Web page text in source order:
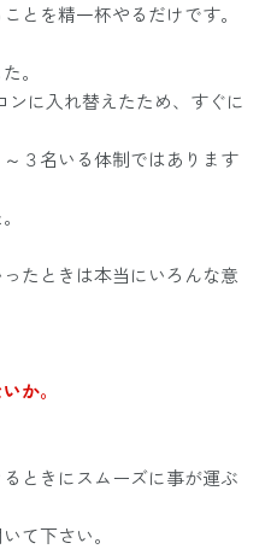
とを精一杯やるだけです。
。
に入れ替えたため、すぐに
３名いる体制ではあります
たときは本当にいろんな意
か。
ときにスムーズに事が運ぶ
て下さい。